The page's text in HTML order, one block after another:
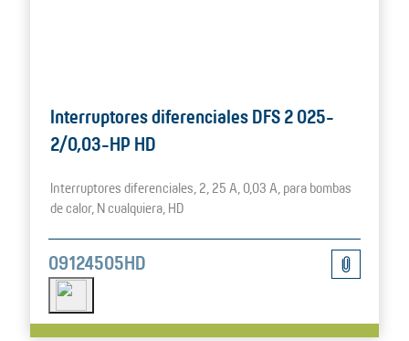
Interruptores diferenciales DFS 2 025-
2/0,03-HP HD
Interruptores diferenciales, 2, 25 A, 0,03 A, para bombas
de calor, N cualquiera, HD
09124505HD